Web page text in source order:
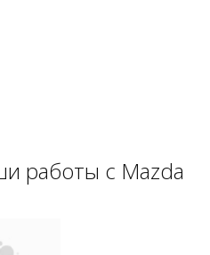
работы с Mazda